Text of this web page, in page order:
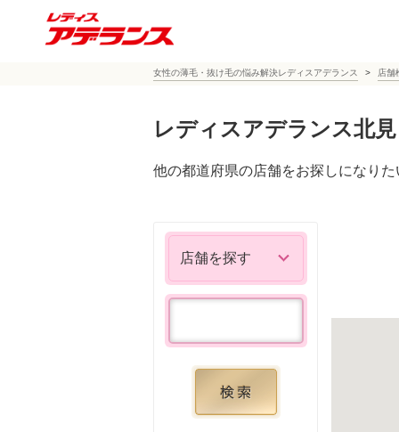
女性の薄毛・抜け毛の悩み解決レディスアデランス 店舗
レディスアデランス北見
他の都道府県の店舗をお探しになり
店舗を探す